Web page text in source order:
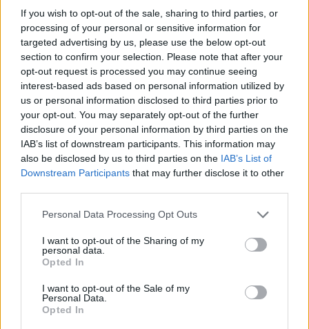
If you wish to opt-out of the sale, sharing to third parties, or
processing of your personal or sensitive information for
targeted advertising by us, please use the below opt-out
section to confirm your selection. Please note that after your
opt-out request is processed you may continue seeing
interest-based ads based on personal information utilized by
us or personal information disclosed to third parties prior to
your opt-out. You may separately opt-out of the further
disclosure of your personal information by third parties on the
IAB’s list of downstream participants. This information may
also be disclosed by us to third parties on the IAB’s List of
Downstream Participants that may further disclose it to other
Personal Data Processing Opt Outs
I want to opt-out of the Sharing of my
personal data.
Opted In
I want to opt-out of the Sale of my
Personal Data.
Opted In
Ελληνική Αναπτυξιακή Τράπεζα: Με «προίκα» 2 δισ. ευρώ ανοίγει
δρόμο για δάνεια έως 5 δισ. σε μικρομεσαίες
Β.Σ. Καρούλιας: Τζίρος 98,7
εκατ. ευρώ και αύξηση κερδών
57% - Τα νέα στοιχήματα σε
low & non alcohol
Deloitte Ελλάδος:
Χρηματοοικονομικός
σύμβουλος της ΔΕΗ για την
είσοδο στην πολωνική αγορά
ενέργειας
Η Chery επενδύει 75 εκατ. δολάρια στην KG Mobility
Το FIAT 500 Hybrid τώρα από
συνεργασίας τους μέχρι το